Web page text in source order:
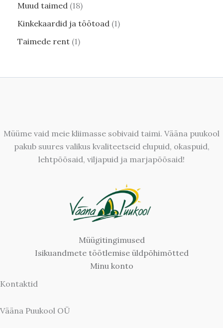
Muud taimed 18
Kinkekaardid ja töötoad 1
Taimede rent 1
Müüme vaid meie kliimasse sobivaid taimi. Vääna puukool
pakub suures valikus kvaliteetseid elupuid, okaspuid,
lehtpõõsaid, viljapuid ja marjapõõsaid!
Müügitingimused
Isikuandmete töötlemise üldpõhimõtted
Minu konto
Kontaktid
Vääna Puukool OÜ